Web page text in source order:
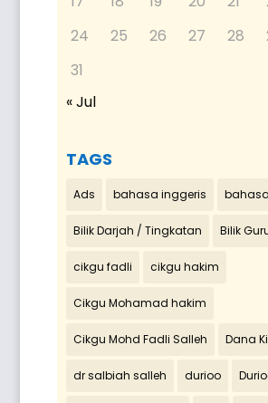
24
25 26 27 28
31
« Jul
TAGS
Ads bahasa inggeris
Bilik Darjah / Tingkatan Bilik
cikgu fadli cikgu hakim
Cikgu Mohamad hakim
Cikgu Mohd Fadli Salleh Dana
dr salbiah salleh durioo